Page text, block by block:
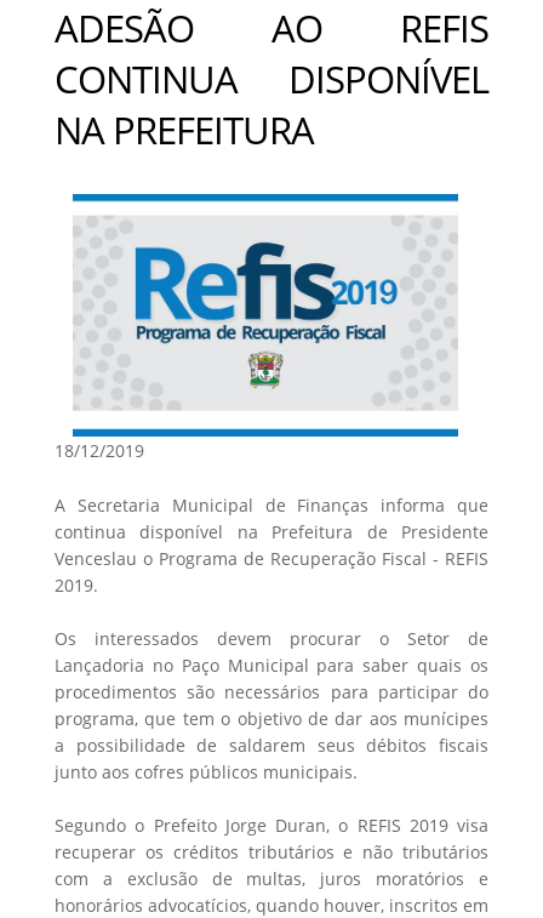
ADESÃO AO REFIS
CONTINUA DISPONÍVEL
NA PREFEITURA
18/12/2019
A Secretaria Municipal de Finanças informa que
continua disponível na Prefeitura de Presidente
Venceslau o Programa de Recuperação Fiscal - REFIS
2019.
Os interessados devem procurar o Setor de
Lançadoria no Paço Municipal para saber quais os
procedimentos são necessários para participar do
programa, que tem o objetivo de dar aos munícipes
a possibilidade de saldarem seus débitos fiscais
junto aos cofres públicos municipais.
Segundo o Prefeito Jorge Duran, o REFIS 2019 visa
recuperar os créditos tributários e não tributários
com a exclusão de multas, juros moratórios e
honorários advocatícios, quando houver, inscritos em